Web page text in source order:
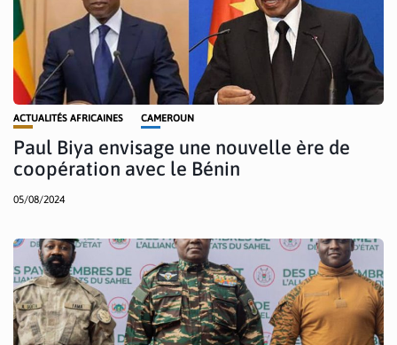
ACTUALITÉS AFRICAINES CAMEROUN
Paul Biya envisage une nouvelle ère de
coopération avec le Bénin
05/08/2024